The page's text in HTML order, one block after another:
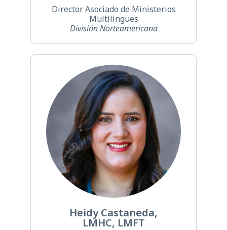
Director Asociado de Ministerios
Multilinguës
División Norteamericana
Heidy Castaneda,
LMHC, LMFT